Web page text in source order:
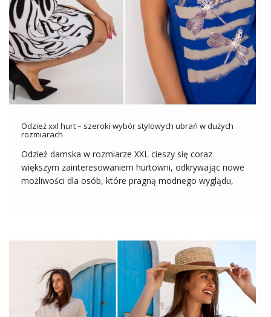
Odzież xxl hurt – szeroki wybór stylowych ubrań w dużych
rozmiarach
Odzież damska w rozmiarze XXL cieszy się coraz
większym zainteresowaniem hurtowni, odkrywając nowe
możliwości dla osób, które pragną modnego wyglądu,